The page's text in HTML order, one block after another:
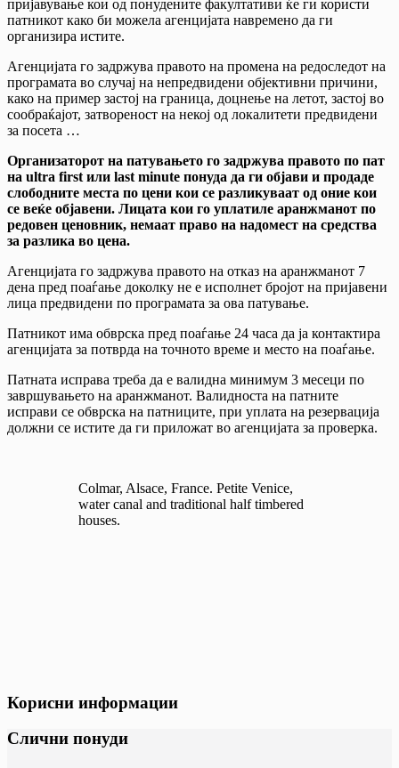
пријавување кои од понудените факултативи ќе ги користи
патникот како би можела агенцијата навремено да ги
организира истите.
Агенцијата го задржува правото на промена на редоследот на
програмата во случај на непредвидени објективни причини,
како на пример застој на граница, доцнење на летот, застој во
сообраќајот, затвореност на некој од локалитети предвидени
за посета …
Организаторот на патувањето го задржува правото по пат
на ultra first или last minute понуда да ги објави и продаде
слободните места по цени кои се разликуваат од оние кои
се веќе објавени. Лицата кои го уплатиле аранжманот по
редовен ценовник, немаат право на надомест на средства
за разлика во цена.
Агенцијата го задржува правото на отказ на аранжманот 7
дена пред поаѓање доколку не е исполнет бројот на пријавени
лица предвидени по програмата за ова патување.
Патникот има обврска пред поаѓање 24 часа да ја контактира
агенцијата за потврда на точното време и место на поаѓање.
Патната исправа треба да е валидна минимум 3 месеци по
завршувањето на аранжманот. Валидноста на патните
исправи се обврска на патниците, при уплата на резервација
должни се истите да ги приложат во агенцијата за проверка.
Colmar, Alsace, France. Petite Venice,
water canal and traditional half timbered
houses.
Корисни информации
Слични понуди